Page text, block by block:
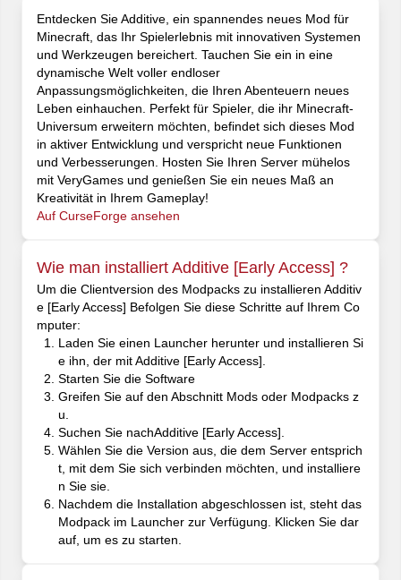
Entdecken Sie Additive, ein spannendes neues Mod für
Minecraft, das Ihr Spielerlebnis mit innovativen Systemen
und Werkzeugen bereichert. Tauchen Sie ein in eine
dynamische Welt voller endloser
Anpassungsmöglichkeiten, die Ihren Abenteuern neues
Leben einhauchen. Perfekt für Spieler, die ihr Minecraft-
Universum erweitern möchten, befindet sich dieses Mod
in aktiver Entwicklung und verspricht neue Funktionen
und Verbesserungen. Hosten Sie Ihren Server mühelos
mit VeryGames und genießen Sie ein neues Maß an
Kreativität in Ihrem Gameplay!
Auf CurseForge ansehen
Wie man installiert Additive [Early Access] ?
Um die Clientversion des Modpacks zu installieren Additiv
e [Early Access] Befolgen Sie diese Schritte auf Ihrem Co
mputer:
Laden Sie einen Launcher herunter und installieren Si
e ihn, der mit Additive [Early Access].
Starten Sie die Software
Greifen Sie auf den Abschnitt Mods oder Modpacks z
u.
Suchen Sie nachAdditive [Early Access].
Wählen Sie die Version aus, die dem Server entsprich
t, mit dem Sie sich verbinden möchten, und installiere
n Sie sie.
Nachdem die Installation abgeschlossen ist, steht das
Modpack im Launcher zur Verfügung. Klicken Sie dar
auf, um es zu starten.